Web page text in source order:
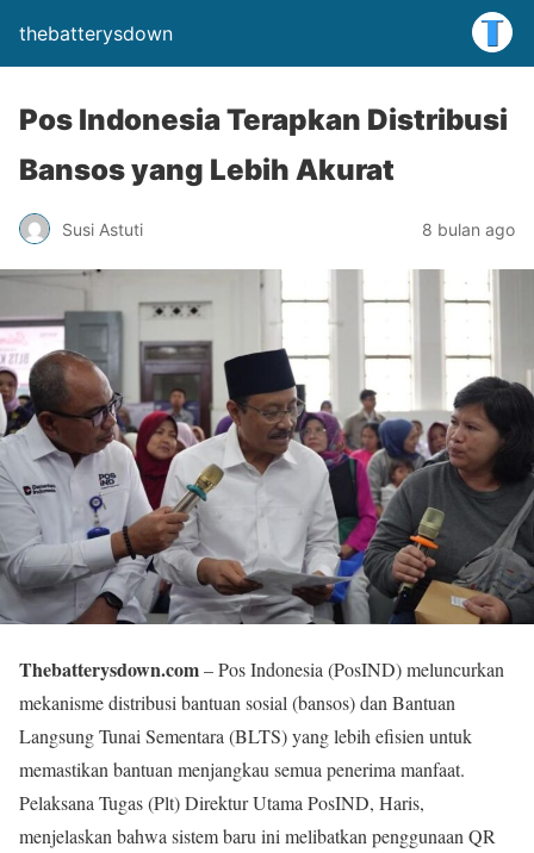
thebatterysdown
Pos Indonesia Terapkan Distribusi
Bansos yang Lebih Akurat
Susi Astuti 8 bulan ago
Thebatterysdown.com– Pos Indonesia (PosIND) meluncurkan
mekanisme distribusi bantuan sosial (bansos) dan Bantuan
Langsung Tunai Sementara (BLTS) yang lebih efisien untuk
memastikan bantuan menjangkau semua penerima manfaat.
Pelaksana Tugas (Plt) Direktur Utama PosIND, Haris,
menjelaskan bahwa sistem baru ini melibatkan penggunaan QR